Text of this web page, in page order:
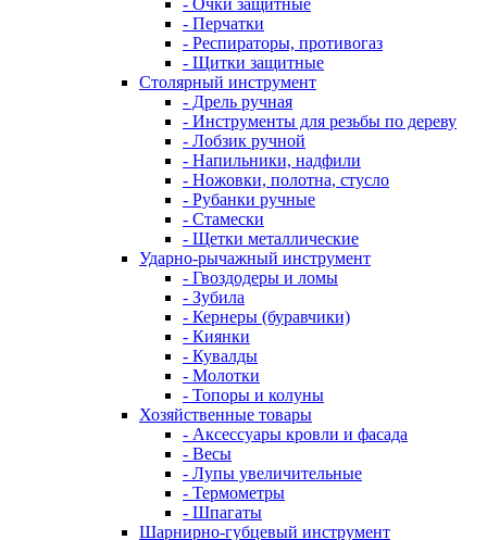
- Очки защитные
- Перчатки
- Респираторы, противогаз
- Щитки защитные
Столярный инструмент
- Дрель ручная
- Инструменты для резьбы по дереву
- Лобзик ручной
- Напильники, надфили
- Ножовки, полотна, стусло
- Рубанки ручные
- Стамески
- Щетки металлические
Ударно-рычажный инструмент
- Гвоздодеры и ломы
- Зубила
- Кернеры (буравчики)
- Киянки
- Кувалды
- Молотки
- Топоры и колуны
Хозяйственные товары
- Аксессуары кровли и фасада
- Весы
- Лупы увеличительные
- Термометры
- Шпагаты
Шарнирно-губцевый инструмент